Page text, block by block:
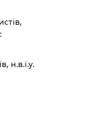
н.в.і.у.